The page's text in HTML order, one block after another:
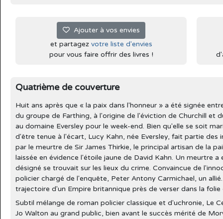
Ajouter à vos envies
et partagez votre liste d'envies
pour vous faire offrir des livres !
Quatrième de couverture
Huit ans après que « la paix dans l'honneur » a été signée
du groupe de Farthing, à l'origine de l'éviction de Churchill et
au domaine Eversley pour le week-end. Bien qu'elle se soit
d'être tenue à l'écart, Lucy Kahn, née Eversley, fait partie
par le meurtre de Sir James Thirkie, le principal artisan de la
laissée en évidence l'étoile jaune de David Kahn. Un meurtre
désigné se trouvait sur les lieux du crime. Convaincue de
policier chargé de l'enquête, Peter Antony Carmichael, un
trajectoire d'un Empire britannique près de verser dans la folie
Subtil mélange de roman policier classique et d'uchronie, Le
Jo Walton au grand public, bien avant le succès mérité de